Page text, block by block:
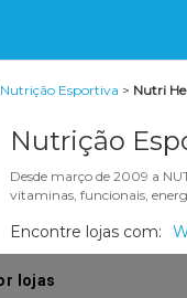
Nutrição Esportiva > Nutri
Nutrição
Desde março de 2009 a
vitaminas, funcionais,
Encontre lojas com: